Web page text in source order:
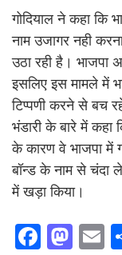
गोदियाल ने कहा कि
नाम उजागर नही
उठा रही है। भाजपा
इसलिए इस मामले में
टिप्पणी करने से बच
भंडारी के बारे में कहा
के कारण वे भाजपा में
बॉन्ड के नाम से चंदा
में खड़ा किया।
F M E